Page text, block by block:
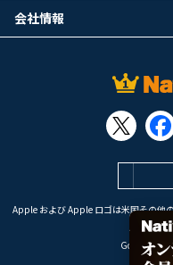
Apple および Apple ロゴは米国その他
Apple
Google Play
会社情報